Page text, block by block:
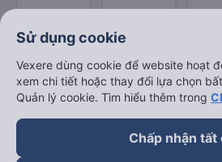
Sử dụng cookie
Vexere dùng cookie để website hoạt
xem chi tiết hoặc thay đổi lựa chọn
Quản lý cookie. Tìm hiểu thêm trong
Chấp nhận tất